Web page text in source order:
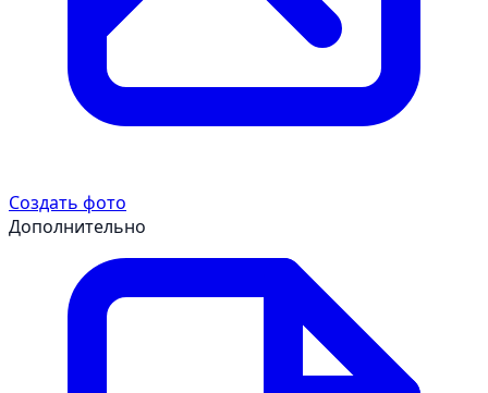
Создать фото
Дополнительно